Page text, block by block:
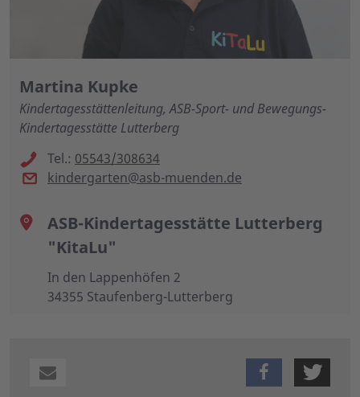
Martina Kupke
Kindertagesstättenleitung, ASB-Sport- und Bewegungs-
Kindertagesstätte Lutterberg
Tel.: 05543/308634
kindergarten@asb-muenden.de
ASB-Kindertagesstätte Lutterberg
"KitaLu"
In den Lappenhöfen 2
34355 Staufenberg-Lutterberg